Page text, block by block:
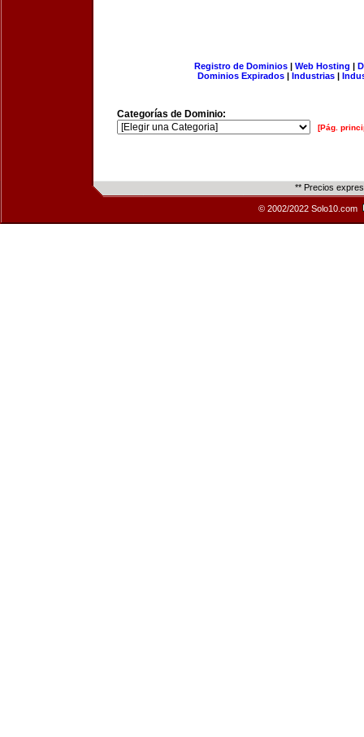
Registro de Dominios| Web Hosting |
Dominios Expirados | Industrias |
Categorías de Dominio:
[Pág.
** Precios
© 2002/2022 Solo10.com